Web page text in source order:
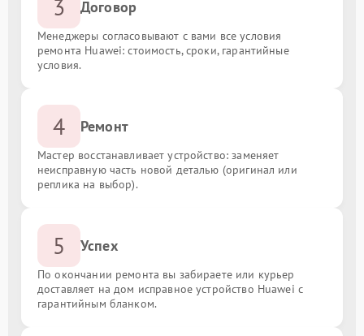
3 Договор
Менеджеры согласовывают с вами все условия
ремонта Huawei: стоимость, сроки, гарантийные
условия.
4 Ремонт
Мастер восстанавливает устройство: заменяет
неисправную часть новой деталью (оригинал или
реплика на выбор).
5 Успех
По окончании ремонта вы забираете или курьер
доставляет на дом исправное устройство Huawei с
гарантийным бланком.